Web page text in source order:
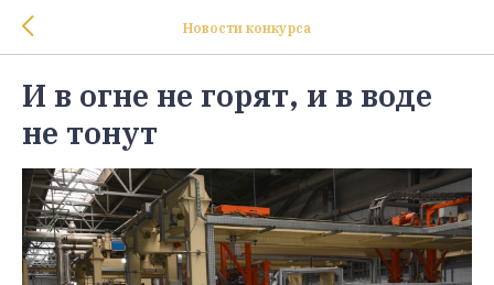
Новости конкурса
И в огне не горят, и в воде
не тонут